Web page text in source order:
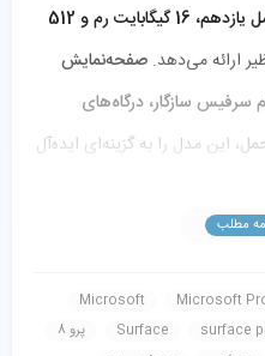
پردازنده Core i7 نسل یازدهم، 16 گیگابایت رم و 512
ارائه می‌دهد. صفحه‌نمایش
120 هرتز، قلم سرفیس سازگار، درگاه‌های
، این مدل را به گزینه‌ای ایده‌آل
مطلب
Microsoft Microsoft
Surface
surface
پرو 8